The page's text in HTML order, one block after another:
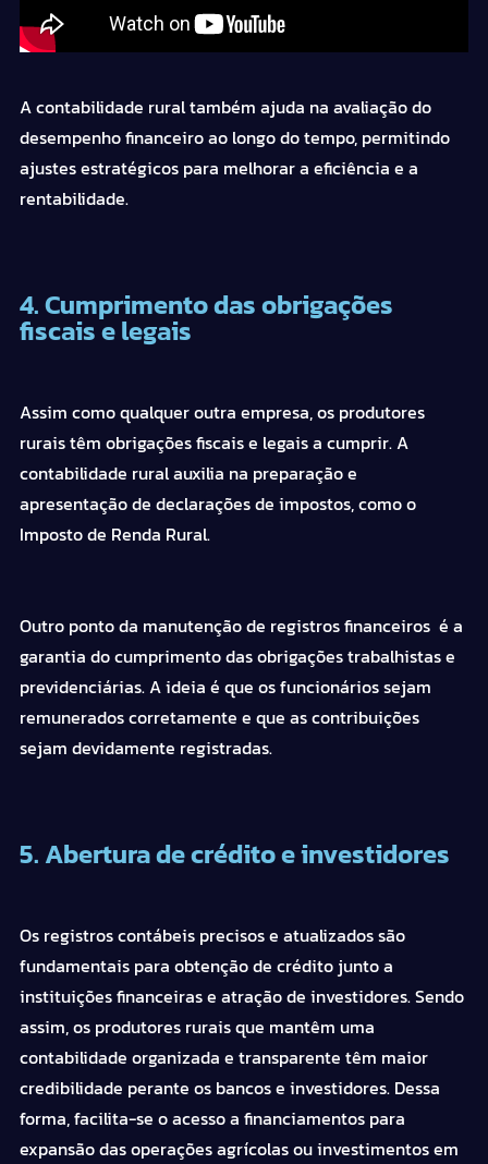
A contabilidade rural também ajuda na avaliação do
desempenho financeiro ao longo do tempo, permitindo
ajustes estratégicos para melhorar a eficiência e a
rentabilidade.
4. Cumprimento das obrigações
fiscais e legais
Assim como qualquer outra empresa, os produtores
rurais têm obrigações fiscais e legais a cumprir. A
contabilidade rural auxilia na preparação e
apresentação de declarações de impostos, como o
Imposto de Renda Rural.
Outro ponto da manutenção de registros financeiros é a
garantia do cumprimento das obrigações trabalhistas e
previdenciárias. A ideia é que os funcionários sejam
remunerados corretamente e que as contribuições
sejam devidamente registradas.
5. Abertura de crédito e investidores
Os registros contábeis precisos e atualizados são
fundamentais para obtenção de crédito junto a
instituições financeiras e atração de investidores. Sendo
assim, os produtores rurais que mantêm uma
contabilidade organizada e transparente têm maior
credibilidade perante os bancos e investidores. Dessa
forma, facilita-se o acesso a financiamentos para
expansão das operações agrícolas ou investimentos em